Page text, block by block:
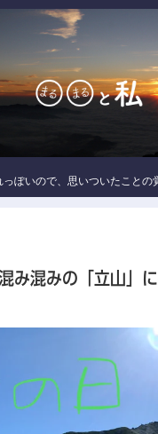
っぽいので、思いついたことの
混み混みの「立山」